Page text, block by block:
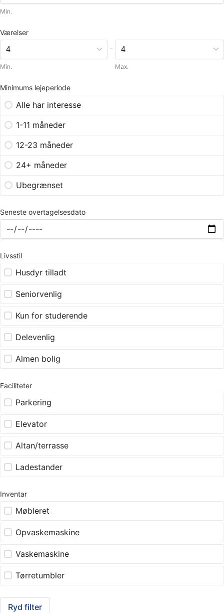
Min.
Værelser
Min.
-
Max.
Minimums lejeperiode
Alle har interesse
1-11 måneder
12-23 måneder
24+ måneder
Ubegrænset
Seneste overtagelsesdato
Livsstil
Husdyr tilladt
Seniorvenlig
Kun for studerende
Delevenlig
Almen bolig
Faciliteter
Parkering
Elevator
Altan/terrasse
Ladestander
Inventar
Møbleret
Opvaskemaskine
Vaskemaskine
Tørretumbler
Ryd filter